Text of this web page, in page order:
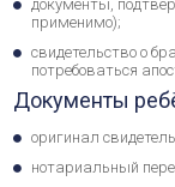
документы,
применимо);
свидетельство о
потребоваться
Документы
оригинал
нотариальный